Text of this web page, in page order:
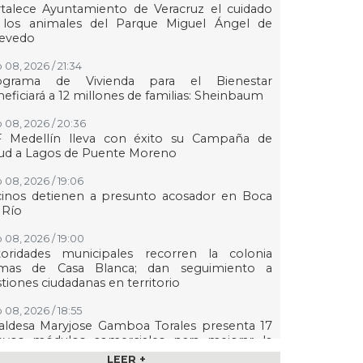
Ayuntamiento de Veracruz el cuidado
animales del Parque Miguel Ángel de
08, 2026 / 21:34
de Vivienda para el Bienestar
a 12 millones de familias: Sheinbaum
08, 2026 / 20:36
Medellín lleva con éxito su Campaña de
a Lagos de Puente Moreno
08, 2026 / 19:06
detienen a presunto acosador en Boca
08, 2026 / 19:00
municipales recorren la colonia
de Casa Blanca; dan seguimiento a
ciudadanas en territorio
08, 2026 / 18:55
Maryjose Gamboa Torales presenta 17
módulos comerciales para mejorar la
de las playas e impulsar la economía de
LEER +